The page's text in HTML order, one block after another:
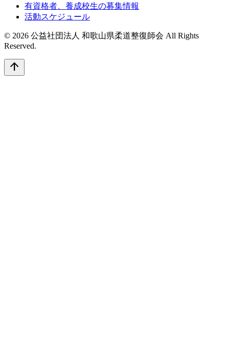
有資格者、養成校生の募集情報
活動スケジュール
© 2026 公益社団法人 和歌山県柔道整復師会 All Rights
Reserved.
arrow_upward